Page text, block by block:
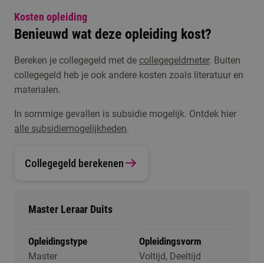
Kosten opleiding
Benieuwd wat deze opleiding kost?
Bereken je collegegeld met de collegegeldmeter. Buiten
collegegeld heb je ook andere kosten zoals literatuur en
materialen.
In sommige gevallen is subsidie mogelijk. Ontdek hier
alle subsidiemogelijkheden.
Collegegeld berekenen
Master Leraar Duits
Opleidingstype
Master
Opleidingsvorm
Voltijd, Deeltijd